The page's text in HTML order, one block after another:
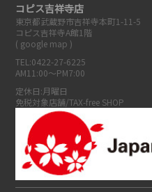
コピス吉祥寺店
東京都武蔵野市吉祥寺本町1-11-5
コピス吉祥寺A館1階
( google map )
TEL:0422-27-6225
AM11:00～PM7:00
定休日:月曜日
免税対象店舗/TAX-free SHOP